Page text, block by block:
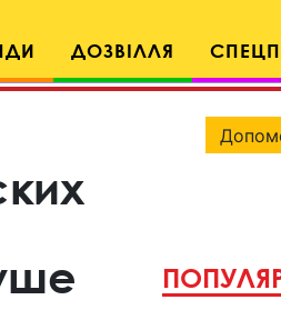
ДОЗВІЛЛЯ